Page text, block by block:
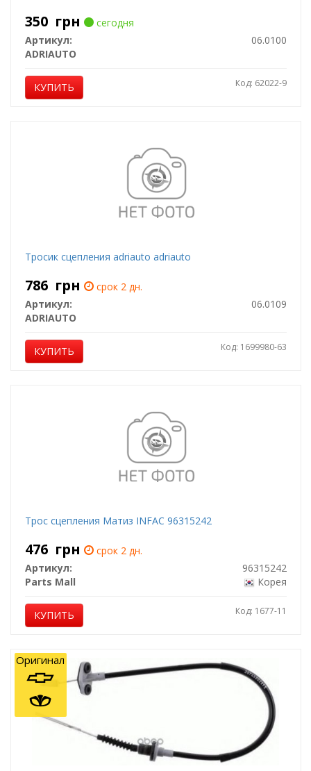
350 грн
сегодня
Артикул:
06.0100
ADRIAUTO
КУПИТЬ Код: 62022-9
Тросик сцепления adriauto adriauto
786 грн
срок 2 дн.
Артикул:
06.0109
ADRIAUTO
КУПИТЬ Код: 1699980-63
Трос сцепления Матиз INFAC 96315242
476 грн
срок 2 дн.
Артикул:
96315242
Parts Mall
Корея
КУПИТЬ Код: 1677-11
Оригинал